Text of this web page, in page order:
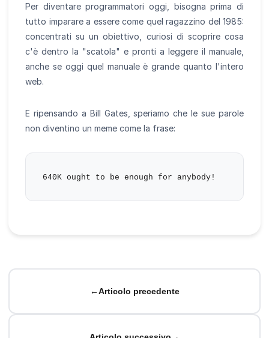
Per diventare programmatori oggi, bisogna prima di
tutto imparare a essere come quel ragazzino del 1985:
concentrati su un obiettivo, curiosi di scoprire cosa
c'è dentro la "scatola" e pronti a leggere il manuale,
anche se oggi quel manuale è grande quanto l'intero
web.
E ripensando a Bill Gates, speriamo che le sue parole
non diventino un meme come la frase:
←Articolo precedente